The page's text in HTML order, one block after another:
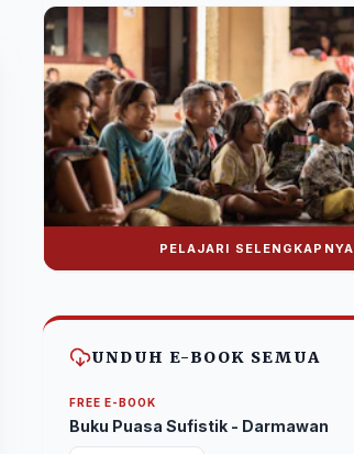
Donasi Nuralwala Foundation
Bantu syiar dakwah melalui platform digital.
PELAJARI SELENGKAPNYA
UNDUH E-BOOK SEMUA
FREE E-BOOK
Buku Puasa Sufistik - Darmawan